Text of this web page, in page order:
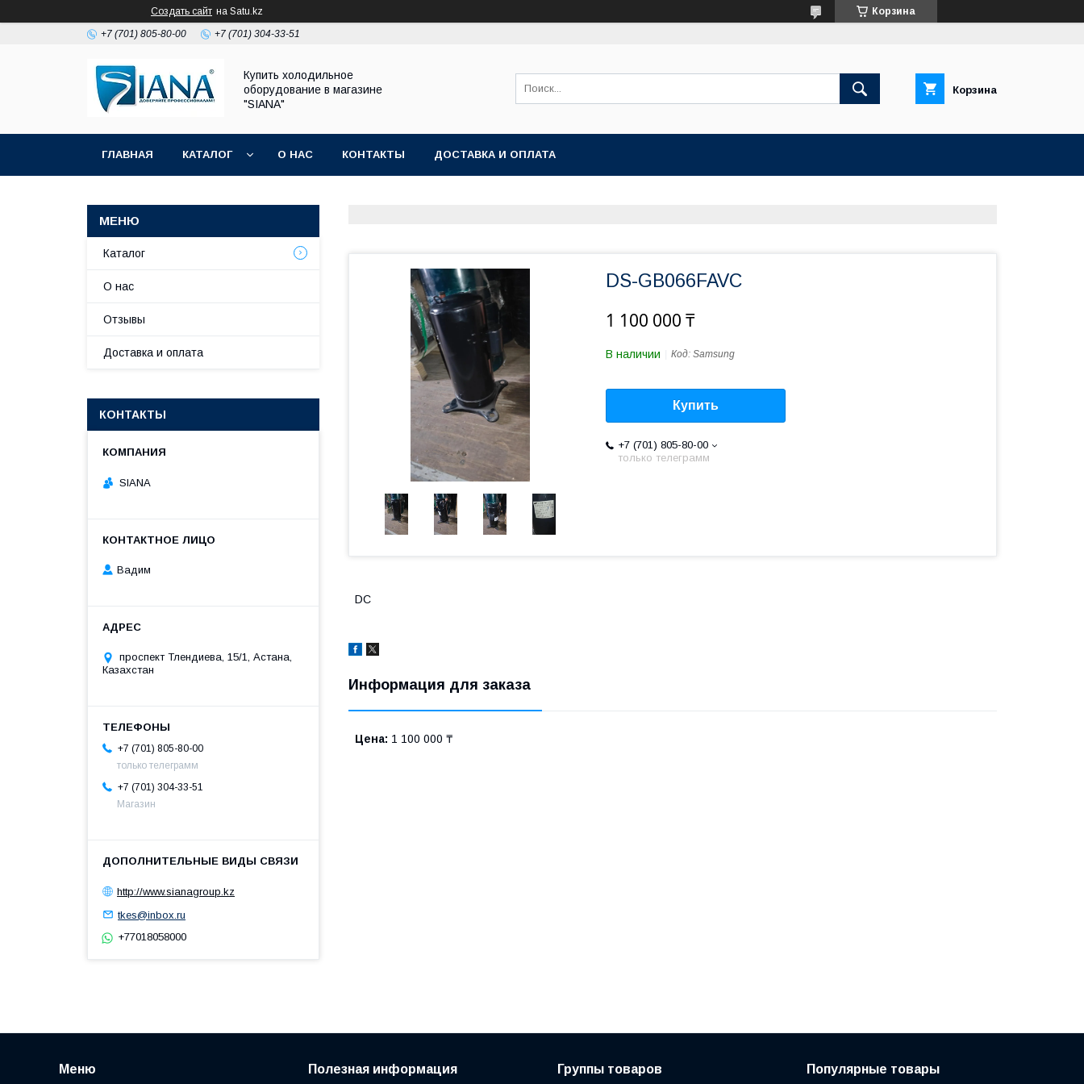
Создать сайт на Satu.kz Корзина
+7 (701) 805-80-00 +7 (701) 304-33-51
Купить холодильное
оборудование в магазине
"SIANA"
Корзина
ГЛАВНАЯ КАТАЛОГ О НАС КОНТАКТЫ ДОСТАВКА И ОПЛАТА
DS-GB066FAVC
1 100 000 ₸
В наличии Код: Samsung
Купить
+7 (701) 805-80-00
только телеграмм
DC
Информация для заказа
Цена: 1 100 000 ₸
Каталог
О нас
Отзывы
Доставка и оплата
КОНТАКТЫ
SIANA
Вадим
проспект Тлендиева, 15/1, Астана,
Казахстан
+7 (701) 805-80-00
только телеграмм
+7 (701) 304-33-51
Магазин
http://www.sianagroup.kz
tkes@inbox.ru
+77018058000
Меню Полезная информация Группы товаров Популярные товары